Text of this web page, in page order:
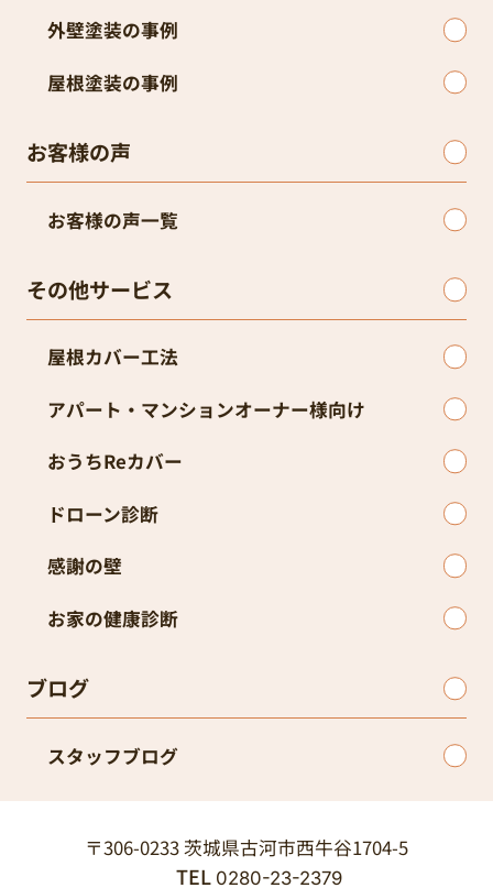
外壁塗装の事例
屋根塗装の事例
お客様の声
お客様の声一覧
その他サービス
屋根カバー工法
アパート・マンションオーナー様向け
おうちReカバー
ドローン診断
感謝の壁
お家の健康診断
ブログ
スタッフブログ
〒306-0233 茨城県古河市西牛谷1704-5
TEL 0280-23-2379